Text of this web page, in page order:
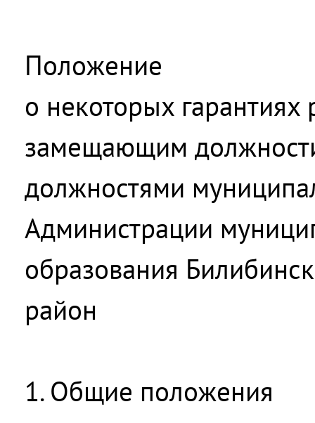
Положение
о некоторых гарантиях
замещающим
должностями
Администрации
образования
район
1. Общие положения